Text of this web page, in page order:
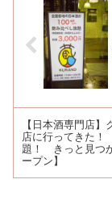
【日本酒専門店
店に行ってきた
題！ きっと見つ
ープン】